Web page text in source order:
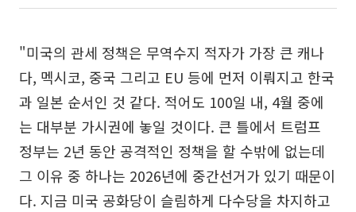
"미국의 관세 정책은 무역수지 적자가 가장 큰 캐나
다, 멕시코, 중국 그리고 EU 등에 먼저 이뤄지고 한국
과 일본 순서인 것 같다. 적어도 100일 내, 4월 중에
는 대부분 가시권에 놓일 것이다. 큰 틀에서 트럼프
정부는 2년 동안 공격적인 정책을 할 수밖에 없는데
그 이유 중 하나는 2026년에 중간선거가 있기 때문이
다. 지금 미국 공화당이 슬림하게 다수당을 차지하고